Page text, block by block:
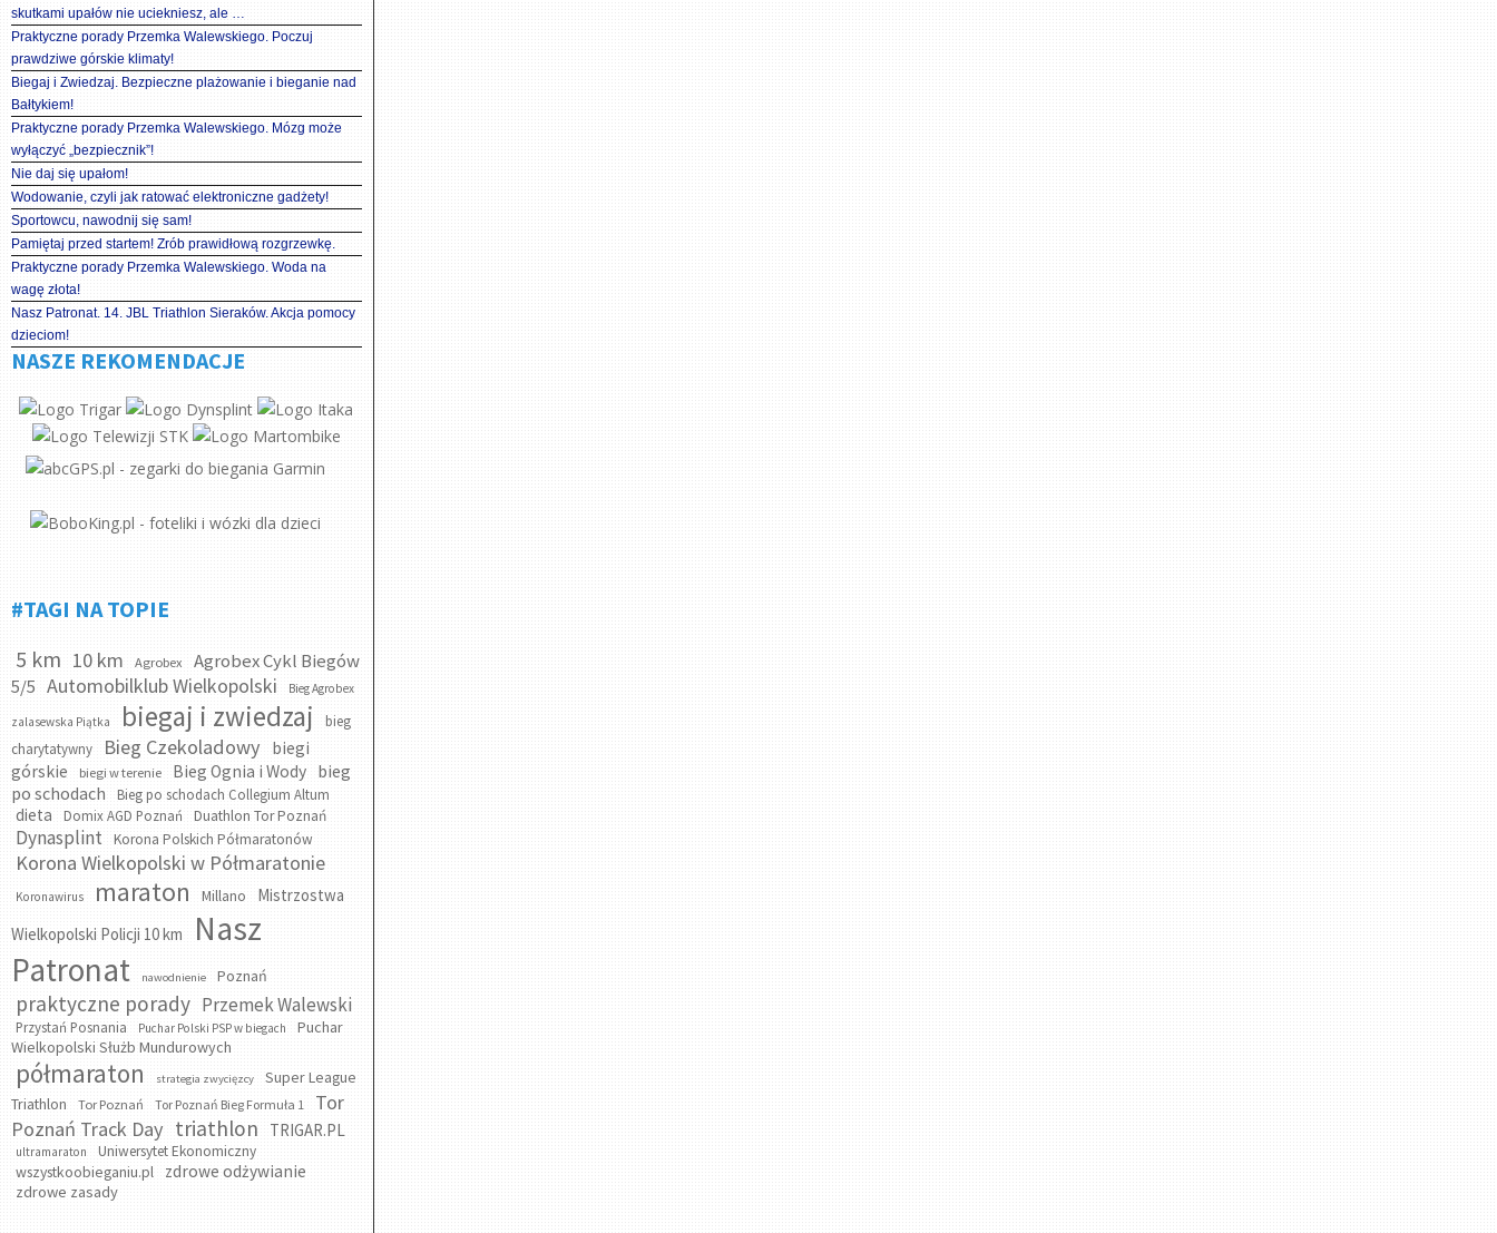
skutkami upałów nie uciekniesz, ale …
Praktyczne porady Przemka Walewskiego. Poczuj
prawdziwe górskie klimaty!
Biegaj i Zwiedzaj. Bezpieczne plażowanie i bieganie nad
Bałtykiem!
Praktyczne porady Przemka Walewskiego. Mózg może
wyłączyć „bezpiecznik”!
Nie daj się upałom!
Wodowanie, czyli jak ratować elektroniczne gadżety!
Sportowcu, nawodnij się sam!
Pamiętaj przed startem! Zrób prawidłową rozgrzewkę.
Praktyczne porady Przemka Walewskiego. Woda na
wagę złota!
Nasz Patronat. 14. JBL Triathlon Sieraków. Akcja pomocy
dzieciom!
NASZE REKOMENDACJE
#TAGI NA TOPIE
5 km 10 km Agrobex
Agrobex Cykl Biegów
5/5 Automobilklub Wielkopolski Bieg Agrobex
zalasewska Piątka biegaj i zwiedzaj
bieg
charytatywny
Bieg Czekoladowy
biegi
górskie
biegi w terenie Bieg Ognia i Wody bieg
po schodach
Bieg po schodach Collegium Altum
dieta Domix AGD Poznań Duathlon Tor Poznań
Dynasplint Korona Polskich Półmaratonów
Korona Wielkopolski w Półmaratonie
Koronawirus maraton Millano
Mistrzostwa
Wielkopolski Policji 10 km
Nasz
Patronat
nawodnienie Poznań
praktyczne porady Przemek Walewski
Przystań Posnania Puchar Polski PSP w biegach
Puchar
Wielkopolski Służb Mundurowych
półmaraton strategia zwycięzcy
Super League
Triathlon
Tor Poznań Tor Poznań Bieg Formuła 1
Tor
Poznań Track Day triathlon TRIGAR.PL
ultramaraton Uniwersytet Ekonomiczny
wszystkoobieganiu.pl zdrowe odżywianie
zdrowe zasady